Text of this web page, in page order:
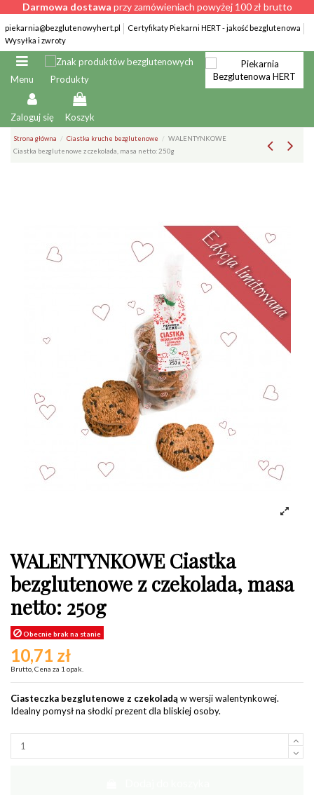
Darmowa dostawa przy zamówieniach powyżej 100 zł brutto
piekarnia@bezglutenowyhert.pl
Certyfikaty Piekarni HERT - jakość bezglutenowa
Wysyłka i zwroty
Menu Produkty
Zaloguj się Koszyk
Strona główna Ciastka kruche bezglutenowe
WALENTYNKOWE
Ciastka bezglutenowe z czekolada, masa netto: 250g
WALENTYNKOWE Ciastka
bezglutenowe z czekolada, masa
netto: 250g
Obecnie brak na stanie
10,71 zł
Brutto, Cena za 1 opak.
Ciasteczka bezglutenowe z czekoladą w wersji walentynkowej.
Idealny pomysł na słodki prezent dla bliskiej osoby.